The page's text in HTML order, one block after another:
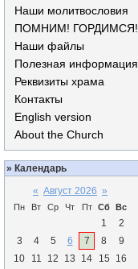
Наши молитвословия
ПОМНИМ! ГОРДИМСЯ!
Наши файлы
Полезная информация
Реквизиты храма
Контакты
English version
About the Church
» Календарь
« Август 2026 »
Пн Вт Ср Чт Пт Сб Вс
1
2
3
4 5 6 7 8
9
10
11 12 13 14 15
16